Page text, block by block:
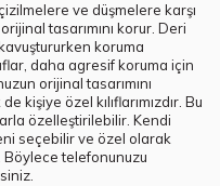
ve düşmelere karşı
tasarımını korur. Deri
koruma
daha agresif koruma için
orijinal tasarımını
kişiye özel kılıflarımızdır. Bu
özelleştirilebilir. Kendi
seçebilir ve özel olarak
Böylece telefonunuzu